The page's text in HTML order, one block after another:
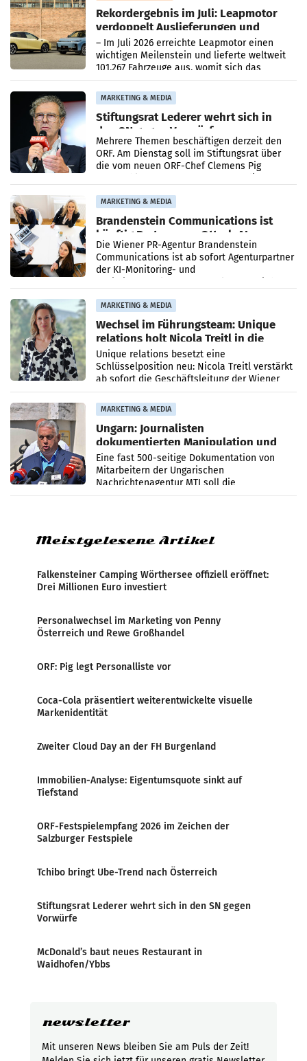
Rekordergebnis im Juli: Leapmotor
verdoppelt Auslieferungen und
überschreitet die 100.000er-Marke
– Im Juli 2026 erreichte Leapmotor einen
wichtigen Meilenstein und lieferte weltweit
101.267 Fahrzeuge aus, womit sich das
Ergebnis gegenüber Juli 2025 mehr als
verdoppelte (+102
MARKETING & MEDIA
Stiftungsrat Lederer wehrt sich in
den SN gegen Vorwürfe
Mehrere Themen beschäftigen derzeit den
ORF. Am Dienstag soll im Stiftungsrat über
die vom neuen ORF-Chef Clemens Pig
MARKETING & MEDIA
Brandenstein Communications ist
künftig Partner von OtterlyAI
Die Wiener PR-Agentur Brandenstein
Communications ist ab sofort Agenturpartner
der KI-Monitoring- und
MARKETING & MEDIA
Wechsel im Führungsteam: Unique
relations holt Nicola Treitl in die
Geschäftsleitung
Unique relations besetzt eine
Schlüsselposition neu: Nicola Treitl verstärkt
ab sofort die Geschäftsleitung der Wiener
PR-Agentur an der Seite von Josef Kalina und
Anna Kalina-Mahr.
MARKETING & MEDIA
Ungarn: Journalisten
dokumentierten Manipulation und
Zensur
Eine fast 500-seitige Dokumentation von
Mitarbeitern der Ungarischen
Nachrichtenagentur MTI soll die
systematische Nachrichten-Manipulation und
Meistgelesene Artikel
Falkensteiner Camping Wörthersee offiziell eröffnet:
Drei Millionen Euro investiert
Personalwechsel im Marketing von Penny
Österreich und Rewe Großhandel
ORF: Pig legt Personalliste vor
Coca-Cola präsentiert weiterentwickelte visuelle
Markenidentität
Zweiter Cloud Day an der FH Burgenland
Immobilien-Analyse: Eigentumsquote sinkt auf
Tiefstand
ORF-Festspielempfang 2026 im Zeichen der
Salzburger Festspiele
Tchibo bringt Ube-Trend nach Österreich
Stiftungsrat Lederer wehrt sich in den SN gegen
Vorwürfe
McDonald’s baut neues Restaurant in
Waidhofen/Ybbs
newsletter
Mit unseren News bleiben Sie am Puls der Zeit!